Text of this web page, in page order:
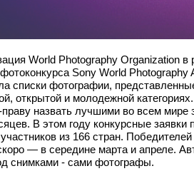
World Photography Organization в
Sony World Photography
списки фотографии,
открытой и молодежной
назвать лучшими во всем мире
В этом году конкурсные заявки
из 166 стран. Победителей
— в середине марта и апреле.
снимками - сами фотографы.